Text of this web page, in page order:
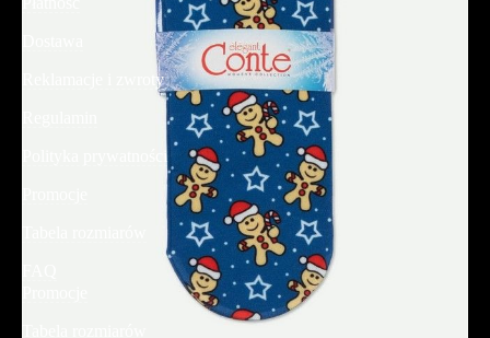
Reklamacje i zwroty
Polityka prywatności